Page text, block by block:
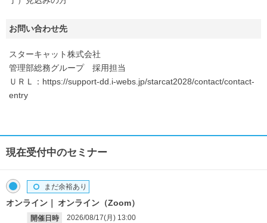
お問い合わせ先
スターキャット株式会社
管理部総務グループ 採用担当
ＵＲＬ：https://support-dd.i-webs.jp/starcat2028/contact/contact-
entry
現在受付中のセミナー
オンライン オンライン（Zoom）
開催日時 2026/08/17(月) 13:00
まだ余裕あり